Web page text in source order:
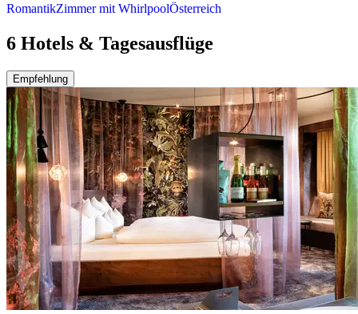
RomantikZimmer mit WhirlpoolÖsterreich
6 Hotels & Tagesausflüge
Empfehlung